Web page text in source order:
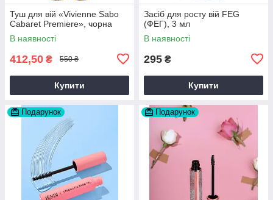
Туш для вій «Vivienne Sabo
Cabaret Premiere», чорна
В наявності
412,50 ₴ 550 ₴
Купити
Засіб для росту вій FEG
(ФЕГ), 3 мл
В наявності
295 ₴
Купити
Подарунок Подарунок